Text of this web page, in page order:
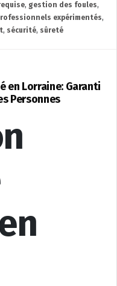
, gestion des foules,
expérimentés,
, sécurité, sûreté
en Lorraine: Garanti
Personnes